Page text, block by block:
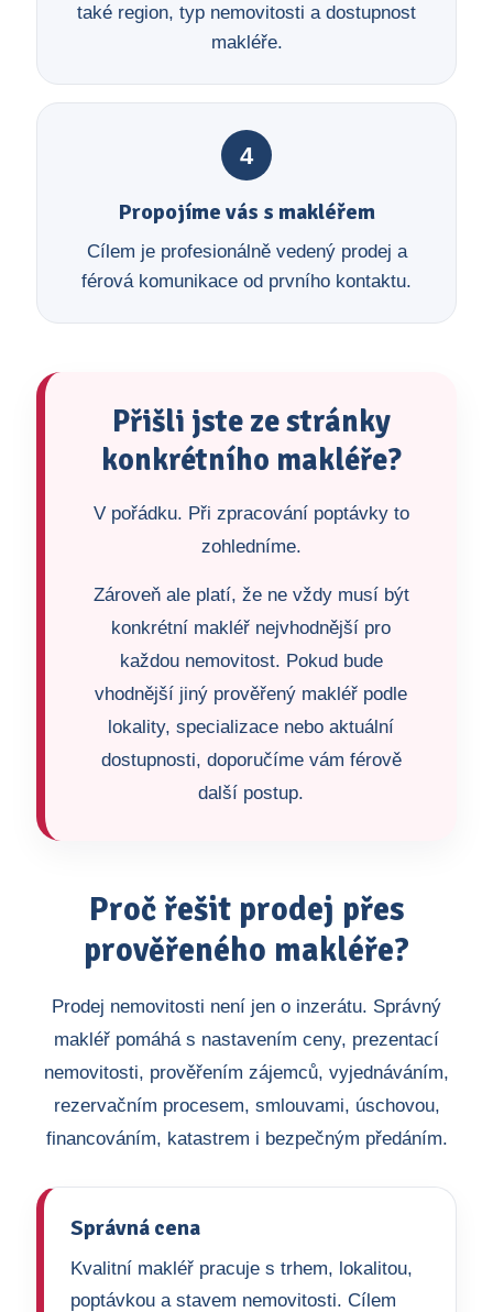
také region, typ nemovitosti a dostupnost
makléře.
4
Propojíme vás s makléřem
Cílem je profesionálně vedený prodej a
férová komunikace od prvního kontaktu.
Přišli jste ze stránky
konkrétního makléře?
V pořádku. Při zpracování poptávky to
zohledníme.
Zároveň ale platí, že ne vždy musí být
konkrétní makléř nejvhodnější pro
každou nemovitost. Pokud bude
vhodnější jiný prověřený makléř podle
lokality, specializace nebo aktuální
dostupnosti, doporučíme vám férově
další postup.
Proč řešit prodej přes
prověřeného makléře?
Prodej nemovitosti není jen o inzerátu. Správný
makléř pomáhá s nastavením ceny, prezentací
nemovitosti, prověřením zájemců, vyjednáváním,
rezervačním procesem, smlouvami, úschovou,
financováním, katastrem i bezpečným předáním.
Správná cena
Kvalitní makléř pracuje s trhem, lokalitou,
poptávkou a stavem nemovitosti. Cílem